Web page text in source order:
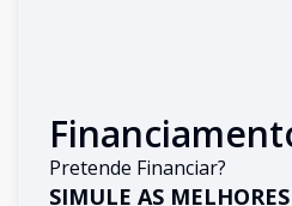
Pretende Financiar?
SIMULE AS